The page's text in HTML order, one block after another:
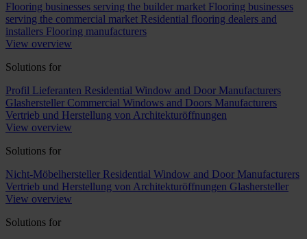
Flooring businesses serving the builder market Flooring businesses
serving the commercial market Residential flooring dealers and
installers Flooring manufacturers
View overview
Solutions for
Profil Lieferanten Residential Window and Door Manufacturers
Glashersteller Commercial Windows and Doors Manufacturers
Vertrieb und Herstellung von Architekturöffnungen
View overview
Solutions for
Nicht-Möbelhersteller Residential Window and Door Manufacturers
Vertrieb und Herstellung von Architekturöffnungen Glashersteller
View overview
Solutions for